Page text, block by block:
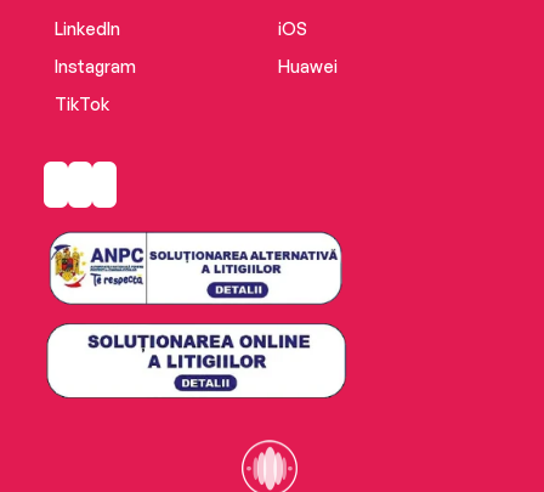
LinkedIn
Instagram
TikTok
iOS
Huawei